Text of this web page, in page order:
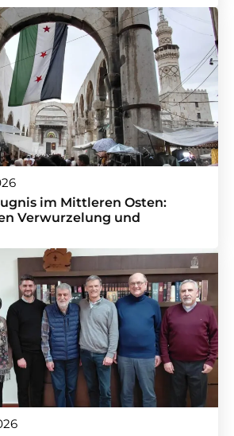
im Mittleren Osten:
Verwurzelung und